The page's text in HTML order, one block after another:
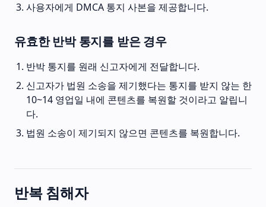
사용자에게 DMCA 통지 사본을 제공합니다.
유효한 반박 통지를 받은 경우
반박 통지를 원래 신고자에게 전달합니다.
신고자가 법원 소송을 제기했다는 통지를 받지 않는 한
10~14 영업일 내에 콘텐츠를 복원할 것이라고 알립니
다.
법원 소송이 제기되지 않으면 콘텐츠를 복원합니다.
반복 침해자